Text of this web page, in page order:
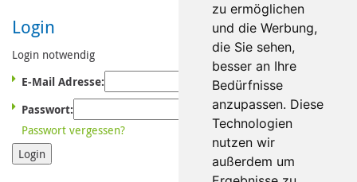
zu ermöglichen
und die Werbung,
die Sie sehen,
besser an Ihre
Bedürfnisse
anzupassen. Diese
Technologien
nutzen wir
außerdem um
Login
Login notwendig
E-Mail Adresse:
Passwort:
Passwort vergessen?
Login